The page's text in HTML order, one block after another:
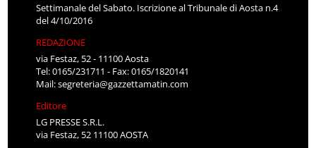
Settimanale del Sabato. Iscrizione al Tribunale di Aosta n.4
del 4/10/2016
REDAZIONE
via Festaz, 52 - 11100 Aosta
Tel: 0165/231711 - Fax: 0165/1820141
Mail:segreteria@gazzettamatin.com
Editore
LG PRESSE S.R.L.
via Festaz, 52 11100 AOSTA